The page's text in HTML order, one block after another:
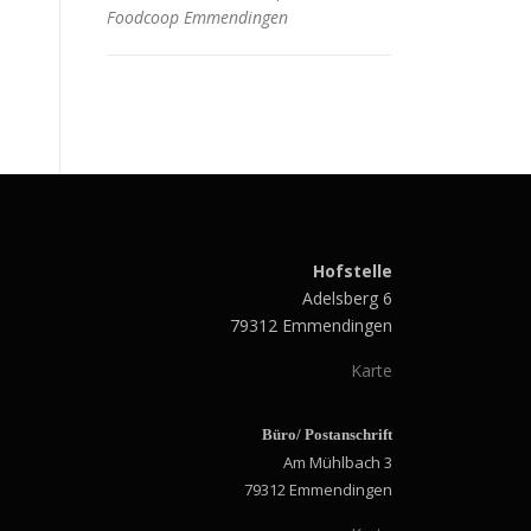
Foodcoop Emmendingen
Hofstelle
Adelsberg 6
79312 Emmendingen
Karte
Büro/ Postanschrift
Am Mühlbach 3
79312 Emmendingen